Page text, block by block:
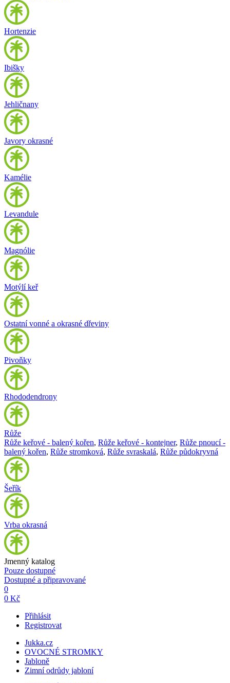
Hortenzie
Ibišky
Jehličnany
Javory okrasné
Kamélie
Levandule
Magnólie
Motýlí keř
Ostatní vonné a okrasné dřeviny
Pivoňky
Rhododendrony
Růže
Růže keřové - balený kořen, Růže keřové - kontejner, Růže pnoucí -
balený kořen, Růže stromková, Růže svraskalá, Růže půdokryvná
Šeřík
Vrba okrasná
Jmenný katalog
Pouze dostupné
Dostupné a připravované
0
0 Kč
Přihlásit
Registrovat
Jukka.cz
OVOCNÉ STROMKY
Jabloně
Zimní odrůdy jabloní